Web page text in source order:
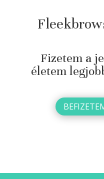
Fizetem a
életem